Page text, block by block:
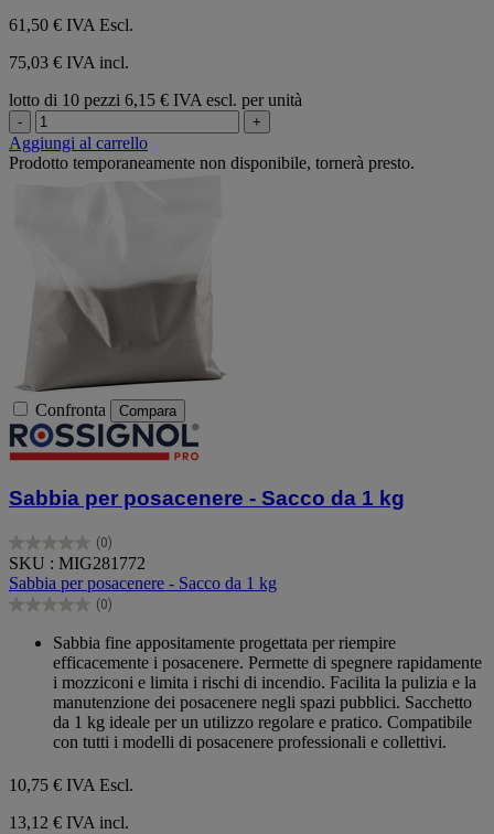
61,50 € IVA Escl.
75,03 € IVA incl.
lotto di 10 pezzi 6,15 € IVA escl. per unità
- +
Aggiungi al carrello
Prodotto temporaneamente non disponibile, tornerà presto.
Confronta Compara
Sabbia per posacenere - Sacco da 1 kg
(0)
0.0
su
5
stelle.
SKU : MIG281772
Sabbia per posacenere - Sacco da 1 kg
(0)
0.0
Sabbia fine appositamente progettata per riempire
efficacemente i posacenere. Permette di spegnere rapidamente
i mozziconi e limita i rischi di incendio. Facilita la pulizia e la
manutenzione dei posacenere negli spazi pubblici. Sacchetto
da 1 kg ideale per un utilizzo regolare e pratico. Compatibile
con tutti i modelli di posacenere professionali e collettivi.
10,75 € IVA Escl.
13,12 € IVA incl.